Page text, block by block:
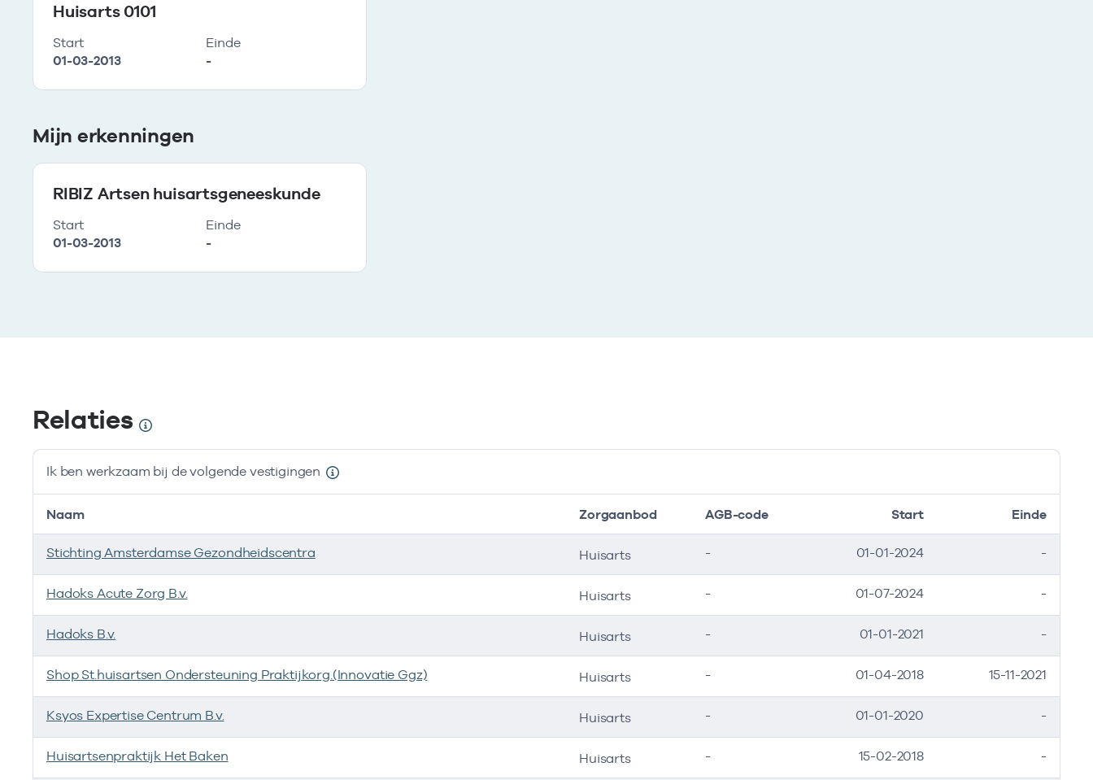
Huisarts 0101
Start
01-03-2013
Einde
-
Mijn erkenningen
RIBIZ Artsen huisartsgeneeskunde
Start
01-03-2013
Einde
-
Relaties
Ik ben werkzaam bij de volgende vestigingen
Naam Zorgaanbod AGB-code Start Einde
Stichting Amsterdamse Gezondheidscentra Huisarts - 01-01-2024 -
Hadoks Acute Zorg B.v. Huisarts - 01-07-2024 -
Hadoks B.v. Huisarts - 01-01-2021 -
Shop St.huisartsen Ondersteuning Praktijkorg.(Innovatie Ggz) Huisarts - 01-04-2018 15-11-2021
Ksyos Expertise Centrum B.v. Huisarts - 01-01-2020 -
Huisartsenpraktijk Het Baken Huisarts - 15-02-2018 -